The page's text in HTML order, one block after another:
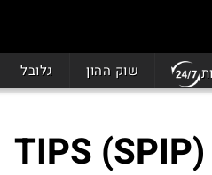
שוק ההון גלובל